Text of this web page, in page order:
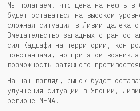
Мы полагаем, что цена на нефть в
будет оставаться на высоком
сложная ситуация в Ливии далека
Вмешательство западных стран
сил Каддафи на территории,
повстанцами, но при этом возникла
возможность затяжного
На наш взгляд, рынок будет
улучшения ситуации в Японии,
регионе MENA.